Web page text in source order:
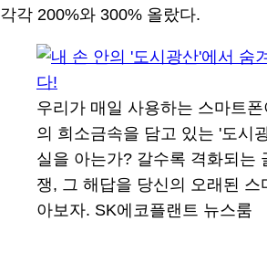
각각 200%와 300% 올랐다.
우리가 매일 사용하는 스마트
의 희소금속을 담고 있는 '도시
실을 아는가? 갈수록 격화되는
쟁, 그 해답을 당신의 오래된 스
아보자. SK에코플랜트 뉴스룸